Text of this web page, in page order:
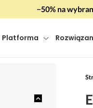
−50% na
Platforma